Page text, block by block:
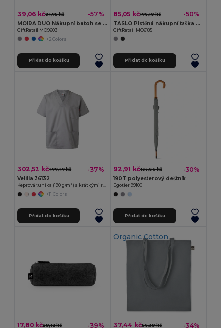
39,06 kč91,75 kč -57%
MOIRA DUO Nákupní batoh se šňůrkami
GiftRetail MO9603
+2 Colors
Přidat do košíku
85,05 kč170,10 kč -50%
TASLO Plstěná nákupní taška z RPET
GiftRetail MO6185
Přidat do košíku
302,52 kč477,47 kč -37%
Velilla 36132
Keprová tunika (190 g/m²) s krátkými rukávy z polyesteru (65 %) a bavlny (35 %)
+11 Colors
Přidat do košíku
92,91 kč132,66 kč -30%
190T polyesterový deštník
Egotier 99100
Přidat do košíku
17,80 kč29,12 kč -39%
Organic Cotton
37,44 kč56,39 kč -34%